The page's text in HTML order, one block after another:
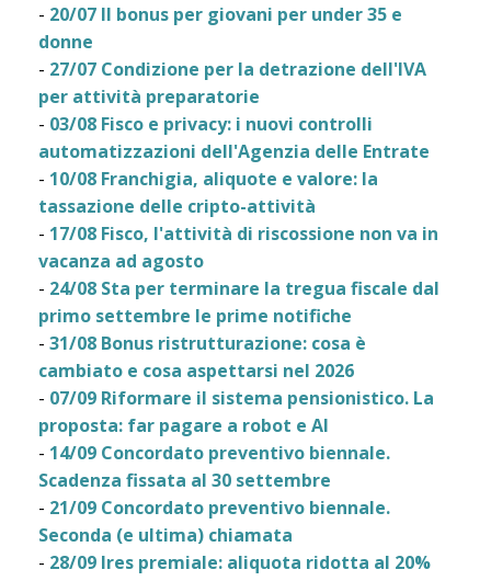
- 20/07 Il bonus per giovani per under 35 e
donne
- 27/07 Condizione per la detrazione dell'IVA
per attività preparatorie
- 03/08 Fisco e privacy: i nuovi controlli
automatizzazioni dell'Agenzia delle Entrate
- 10/08 Franchigia, aliquote e valore: la
tassazione delle cripto-attività
- 17/08 Fisco, l'attività di riscossione non va in
vacanza ad agosto
- 24/08 Sta per terminare la tregua fiscale dal
primo settembre le prime notifiche
- 31/08 Bonus ristrutturazione: cosa è
cambiato e cosa aspettarsi nel 2026
- 07/09 Riformare il sistema pensionistico. La
proposta: far pagare a robot e AI
- 14/09 Concordato preventivo biennale.
Scadenza fissata al 30 settembre
- 21/09 Concordato preventivo biennale.
Seconda (e ultima) chiamata
- 28/09 Ires premiale: aliquota ridotta al 20%